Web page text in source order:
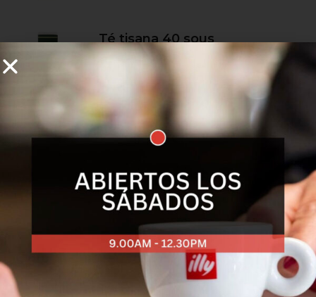
Té tisana 40 sous
Leer más
Té de Manzanilla
Leer más
Té Negro Breakfast
Leer más